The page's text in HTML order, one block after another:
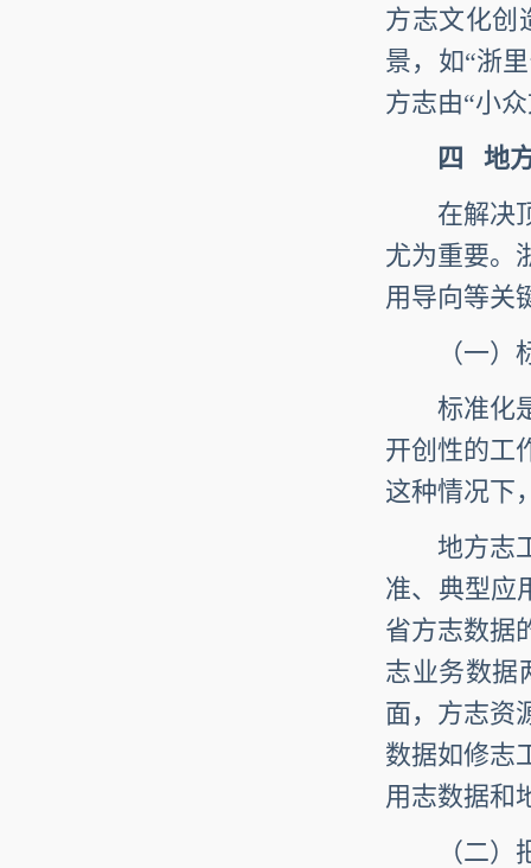
方志文化创
景，如“浙
方志由“小
四
地
在解决顶
尤为重要。
用导向等关
（一）标
标准化是
开创性的工
这种情况下
地方志工
准、典型应
省方志数据
志业务数据
面，方志资
数据如修志
用志数据和
（二）把